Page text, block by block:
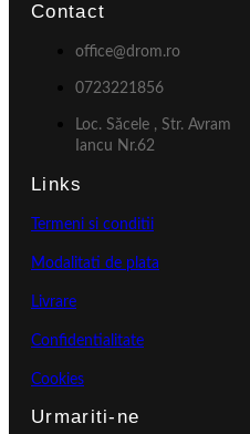
Contact
office@drom.ro
0723221856
Loc. Săcele , Str. Avram
Iancu Nr.62
Links
Termeni si conditii
Modalitati de plata
Livrare
Confidentialitate
Cookies
Urmariti-ne